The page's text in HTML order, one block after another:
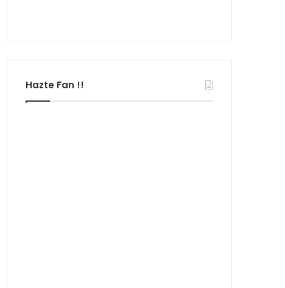
Hazte Fan !!